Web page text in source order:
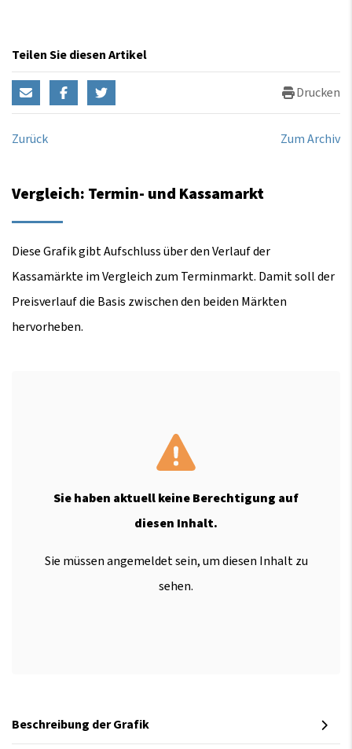
Teilen Sie diesen Artikel
Drucken
Zurück Zum Archiv
Vergleich: Termin- und Kassamarkt
Diese Grafik gibt Aufschluss über den Verlauf der
Kassamärkte im Vergleich zum Terminmarkt. Damit soll der
Preisverlauf die Basis zwischen den beiden Märkten
hervorheben.
Sie haben aktuell keine Berechtigung auf
diesen Inhalt.
Sie müssen angemeldet sein, um diesen Inhalt zu
sehen.
Beschreibung der Grafik